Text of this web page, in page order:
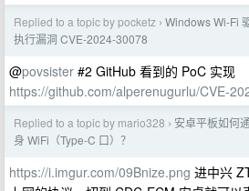
Replied to a topic by pocketz › Windows Wi-Fi
执行漏洞 CVE-2024-30078
@povsister #2 GitHub 看到的 PoC 实现
https://github.com/alperenugurlu/CVE-
Replied to a topic by mario328 › 安卓平板如何
身 WiFi（Type-C 口）？
https://i.imgur.com/09Bnize.png 进中兴